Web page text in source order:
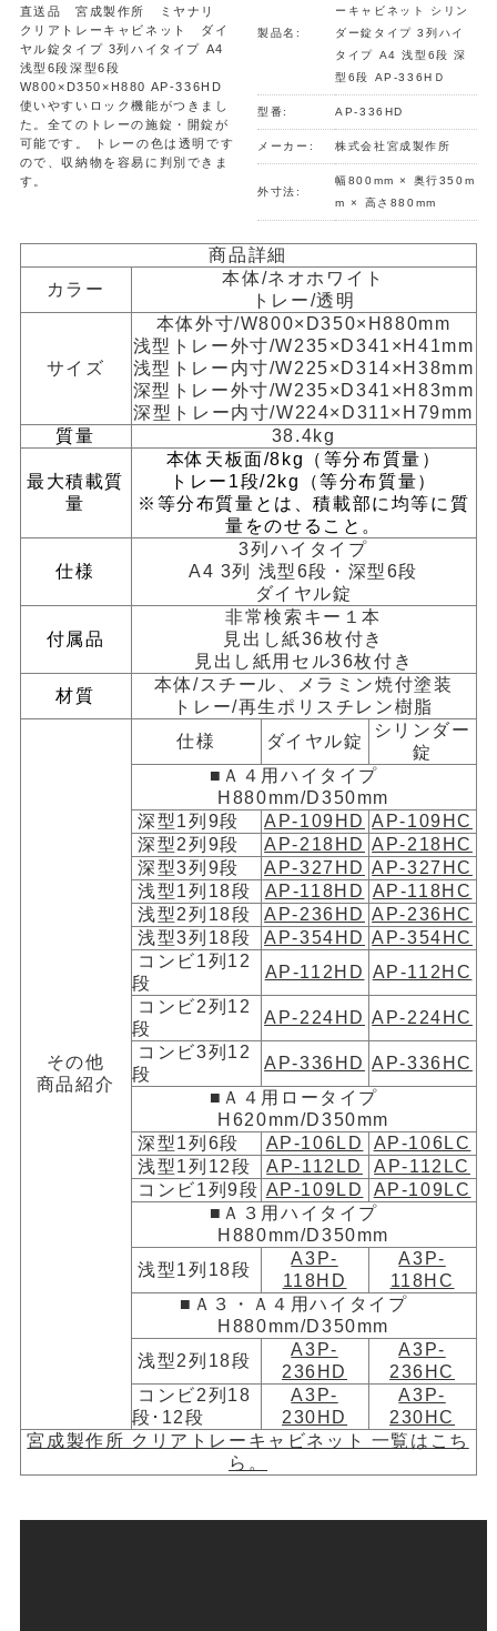
直送品 宮成製作所 ミヤナリ
クリアトレーキャビネット ダイ
ヤル錠タイプ 3列ハイタイプ A4
浅型6段深型6段
W800×D350×H880 AP-336HD
使いやすいロック機能がつきまし
た。全てのトレーの施錠・開錠が
可能です。 トレーの色は透明です
ので、収納物を容易に判別できま
す。
製品名:
ーキャビネット シリン
ダー錠タイプ 3列ハイ
タイプ A4 浅型6段 深
型6段 AP-336HＤ
型番: AP-336HD
メーカー: 株式会社宮成製作所
外寸法:
幅800mm × 奥行350m
m × 高さ880mm
商品詳細
カラー
本体/ネオホワイト
トレー/透明
サイズ
本体外寸/W800×D350×H880mm
浅型トレー外寸/W235×D341×H41mm
浅型トレー内寸/W225×D314×H38mm
深型トレー外寸/W235×D341×H83mm
深型トレー内寸/W224×D311×H79mm
質量
38.4kg
最大積載質
量
本体天板面/8kg（等分布質量）
トレー1段/2kg（等分布質量）
※等分布質量とは、積載部に均等に質
量をのせること。
仕様
3列ハイタイプ
A4 3列 浅型6段・深型6段
ダイヤル錠
付属品
非常検索キー１本
見出し紙36枚付き
見出し紙用セル36枚付き
材質
本体/スチール、メラミン焼付塗装
トレー/再生ポリスチレン樹脂
その他
商品紹介
仕様 ダイヤル錠
シリンダー
錠
■Ａ４用ハイタイプ
H880mm/D350mm
深型1列9段
AP-109HD AP-109HC
深型2列9段
AP-218HD AP-218HC
深型3列9段
AP-327HD AP-327HC
浅型1列18段
AP-118HD AP-118HC
浅型2列18段
AP-236HD AP-236HC
浅型3列18段
AP-354HD AP-354HC
コンビ1列12
段
AP-112HD AP-112HC
コンビ2列12
段
AP-224HD AP-224HC
コンビ3列12
段
AP-336HD AP-336HC
■Ａ４用ロータイプ
H620mm/D350mm
深型1列6段
AP-106LD
AP-106LC
浅型1列12段
AP-112LD
AP-112LC
コンビ1列9段 AP-109LD
AP-109LC
■Ａ３用ハイタイプ
H880mm/D350mm
浅型1列18段
A3P-
118HD
A3P-
118HC
■Ａ３・Ａ４用ハイタイプ
H880mm/D350mm
浅型2列18段
A3P-
236HD
A3P-
236HC
コンビ2列18
段･12段
A3P-
230HD
A3P-
230HC
宮成製作所 クリアトレーキャビネット 一覧はこち
ら。